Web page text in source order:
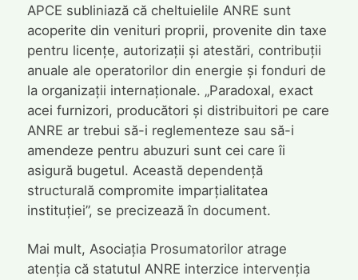
APCE subliniază că cheltuielile ANRE sunt
acoperite din venituri proprii, provenite din taxe
pentru licențe, autorizații și atestări, contribuții
anuale ale operatorilor din energie și fonduri de
la organizații internaționale. „Paradoxal, exact
acei furnizori, producători și distribuitori pe care
ANRE ar trebui să-i reglementeze sau să-i
amendeze pentru abuzuri sunt cei care îi
asigură bugetul. Această dependență
structurală compromite imparțialitatea
instituției”, se precizează în document.
Mai mult, Asociația Prosumatorilor atrage
atenția că statutul ANRE interzice intervenția